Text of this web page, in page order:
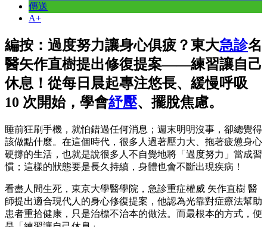
傳送
A+
編按：過度努力讓身心俱疲？東大急診名
醫矢作直樹提出修復提案——練習讓自己
休息！從每日晨起專注悠長、緩慢呼吸
10 次開始，學會紓壓、擺脫焦慮。
睡前狂刷手機，就怕錯過任何消息；週末明明沒事，卻總覺得
該做點什麼。在這個時代，很多人過著壓力大、拖著疲憊身心
硬撐的生活，也就是說很多人不自覺地將「過度努力」當成習
慣；這樣的狀態要是長久持續，身體也會不斷出現疾病！
看盡人間生死，東京大學醫學院，急診重症權威 矢作直樹 醫
師提出適合現代人的身心修復提案，他認為光靠對症療法幫助
患者重拾健康，只是治標不治本的做法。而最根本的方式，便